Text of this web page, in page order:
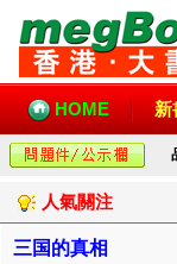
HOME 新
人氣關注
三国的真相